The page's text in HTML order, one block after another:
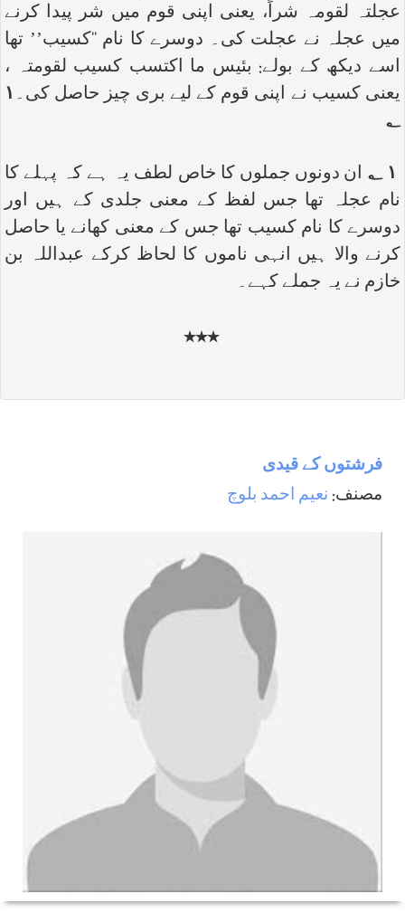
عجلتہ لقومہ شراً، یعنی اپنی قوم میں شر پیدا کرنے
میں عجلہ نے عجلت کی۔ دوسرے کا نام ‘‘کسیب’’ تھا
اسے دیکھ کے بولے: بئیس ما اکتسب کسیب لقومتہ ،
یعنی کسیب نے اپنی قوم کے لیے بری چیز حاصل کی۔ ۱
؂
۱ ؂
ان دونوں جملوں کا خاص لطف یہ ہے کہ پہلے کا
نام عجلہ تھا جس لفظ کے معنی جلدی کے ہیں اور
دوسرے کا نام کسیب تھا جس کے معنی کھانے یا حاصل
کرنے والا ہیں انہی ناموں کا لحاظ کرکے عبداللہ بن
خازم نے یہ جملے کہے۔
٭٭٭
فرشتوں کے قیدی
مصنف: نعیم احمد بلوچ